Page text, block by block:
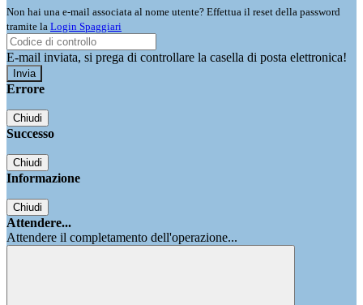
Non hai una e-mail associata al nome utente? Effettua il reset della password
tramite la Login Spaggiari
E-mail inviata, si prega di controllare la casella di posta elettronica!
Errore
Chiudi
Successo
Chiudi
Informazione
Chiudi
Attendere...
Attendere il completamento dell'operazione...